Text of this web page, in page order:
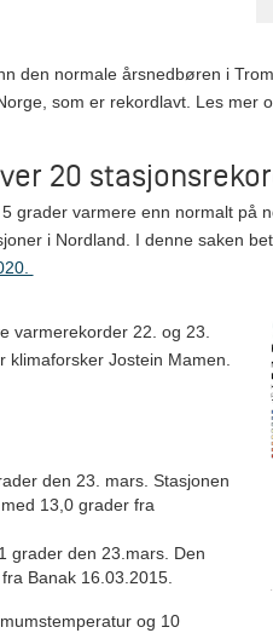
den normale årsnedbøren i
som er rekordlavt. Les mer
20
grader varmere enn normalt på
i Nordland. I denne saken
varmerekorder 22. og 23.
klimaforsker Jostein Mamen.
den 23. mars. Stasjonen
13,0 grader fra
grader den 23.mars. Den
Banak 16.03.2015.
og 10